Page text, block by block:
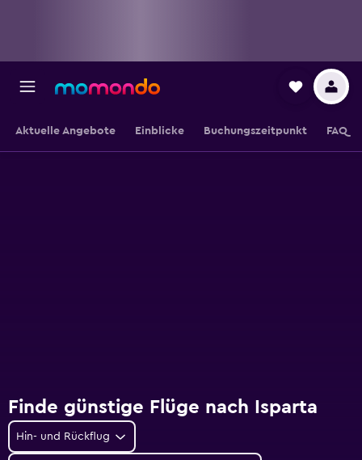
Aktuelle Angebote Einblicke Buchungszeitpunkt FAQ
Finde günstige Flüge nach Isparta
Hin- und Rückflug